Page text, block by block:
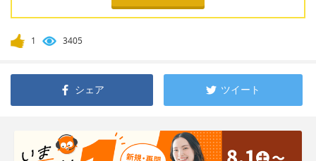
1 3405
シェア ツイート